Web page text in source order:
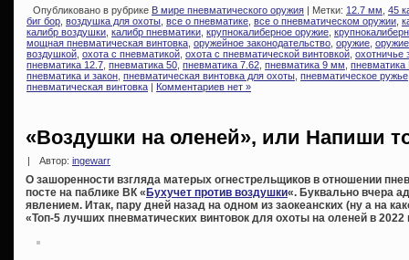
Опубликовано в рубрике В мире пневматического оружия | Метки: 12.7 мм 45
биг бор воздушка для охоты все о пневматике все о пневматическом оружии
калибр воздушки калибр пневматики крупнокалиберное оружие
мощная пневматическая винтовка оружейное законодательство оружие
воздушкой охота с пневматикой охота с пневматической винтовкой охотничье
пневматика 12.7 пневматика 50 пневматика 7.62 пневматика 9 мм пневматика
пневматика и закон пневматическая винтовка для охоты пневматическое ружье
пневматическая винтовка
Комментариев нет »
«Воздушки на оленей», или Напиши
| Автор: ingewarr
О зашоренности взгляда матерых огнестрельщиков в отношении
посте на паблике ВК « Бухучет против воздушки«. Буквально вчера
явлением. Итак, пару дней назад на одном из заокеанских (ну а на
«Топ-5 лучших пневматических винтовок для охоты на оленей в 2022